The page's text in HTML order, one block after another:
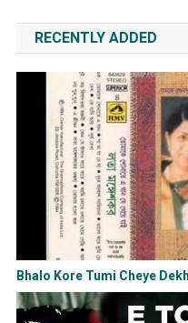
RECENTLY ADDED
Bhalo Kore Tumi Cheye Dekho |